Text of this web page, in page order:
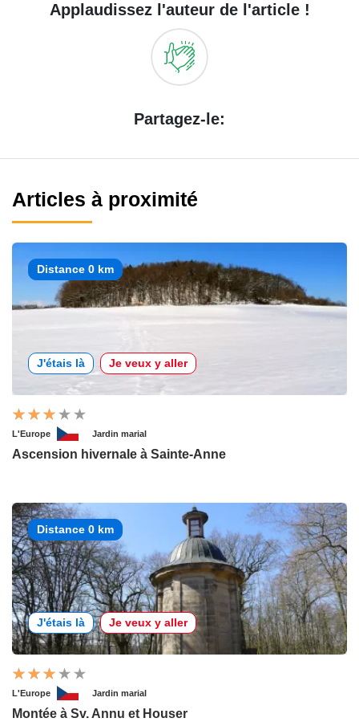
Applaudissez l'auteur de l'article !
Partagez-le:
Articles à proximité
Distance 0 km
J'étais là Je veux y aller
L'Europe Jardin marial
Ascension hivernale à Sainte-Anne
Distance 0 km
J'étais là Je veux y aller
L'Europe Jardin marial
Montée à Sv. Annu et Houser